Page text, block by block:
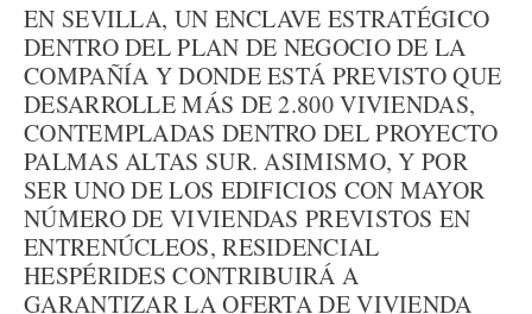
EN SEVILLA, UN ENCLAVE ESTRATÉGICO
DENTRO DEL PLAN DE NEGOCIO DE LA
COMPAÑÍA Y DONDE ESTÁ PREVISTO QUE
DESARROLLE MÁS DE 2.800 VIVIENDAS,
CONTEMPLADAS DENTRO DEL PROYECTO
PALMAS ALTAS SUR. ASIMISMO, Y POR
SER UNO DE LOS EDIFICIOS CON MAYOR
NÚMERO DE VIVIENDAS PREVISTOS EN
ENTRENÚCLEOS, RESIDENCIAL
HESPÉRIDES CONTRIBUIRÁ A
GARANTIZAR LA OFERTA DE VIVIENDA